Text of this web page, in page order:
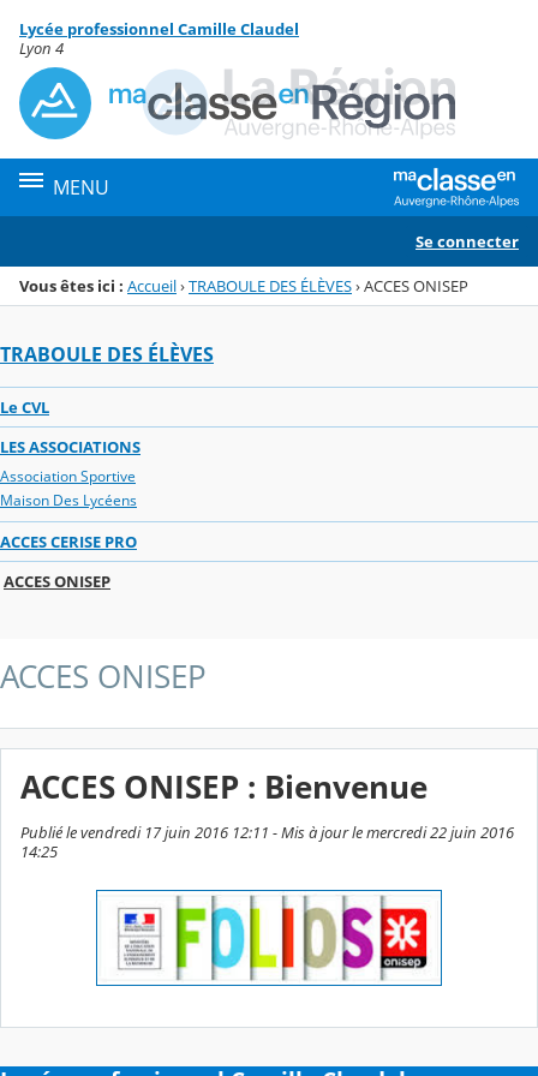
Menu de la rubrique
Contenu
Lycée professionnel Camille Claudel
Lyon 4
MENU
Se connecter
Vous êtes ici : Accueil›TRABOULE DES ÉLÈVES›ACCES ONISEP
TRABOULE DES ÉLÈVES
Le CVL
LES ASSOCIATIONS
Association Sportive
Maison Des Lycéens
ACCES CERISE PRO
ACCES ONISEP
ACCES ONISEP
ACCES ONISEP : Bienvenue
Publié le vendredi 17 juin 2016 12:11 - Mis à jour le mercredi 22 juin 2016
14:25